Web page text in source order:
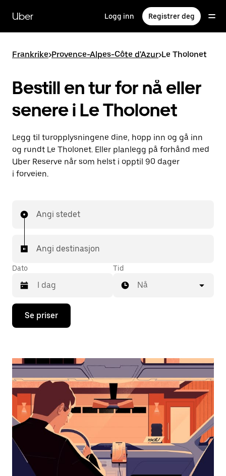
hovedinnholdet
Uber Logg inn Registrer deg
Frankrike>Provence-Alpes-Côte d'Azur>Le Tholonet
Bestill en tur for nå eller
senere i Le Tholonet
Legg til turopplysningene dine, hopp inn og gå inn
og rundt Le Tholonet. Eller planlegg på forhånd med
Uber Reserve når som helst i opptil 90 dager
i forveien.
Angi stedet
Angi destinasjon
Dato
Trykk
piltast
åpne
og
velge
dato.
Trykk
på
Esc-
knappen
Tid
Nå
Se priser